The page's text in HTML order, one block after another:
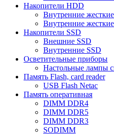
Накопители HDD
Внутренние
Внутренние
Накопители SSD
Внешние SSD
Внутренние SSD
Осветительные приборы
Настольные лампы
Память Flash, card reader
USB Flash Netac
Память оперативная
DIMM DDR4
DIMM DDR5
DIMM DDR3
SODIMM